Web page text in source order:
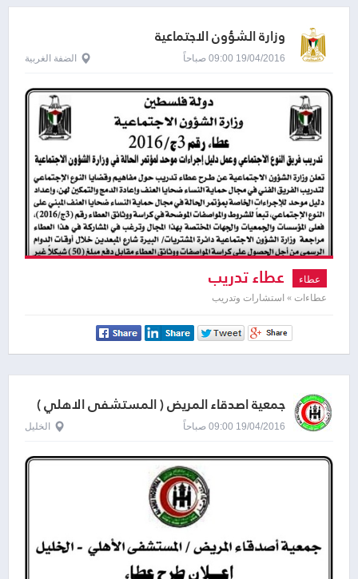
وزارة الشؤون الاجتماعية
19/04/2016 09:00 صباحاً الضفة الغربية
عطاء عطاء تدريب
عطاءات » استشارات وتدريب
جمعية اصدقاء المريض ( المستشفى الاهلي )
19/04/2016 09:00 صباحاً الخليل